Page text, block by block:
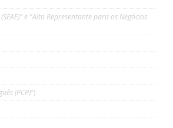
e "Alto Representante para os Negócios
(PCP)")